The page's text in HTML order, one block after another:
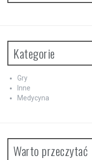
Kategorie
Gry
Inne
Medycyna
Warto przeczytać